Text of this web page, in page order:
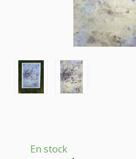
En stock